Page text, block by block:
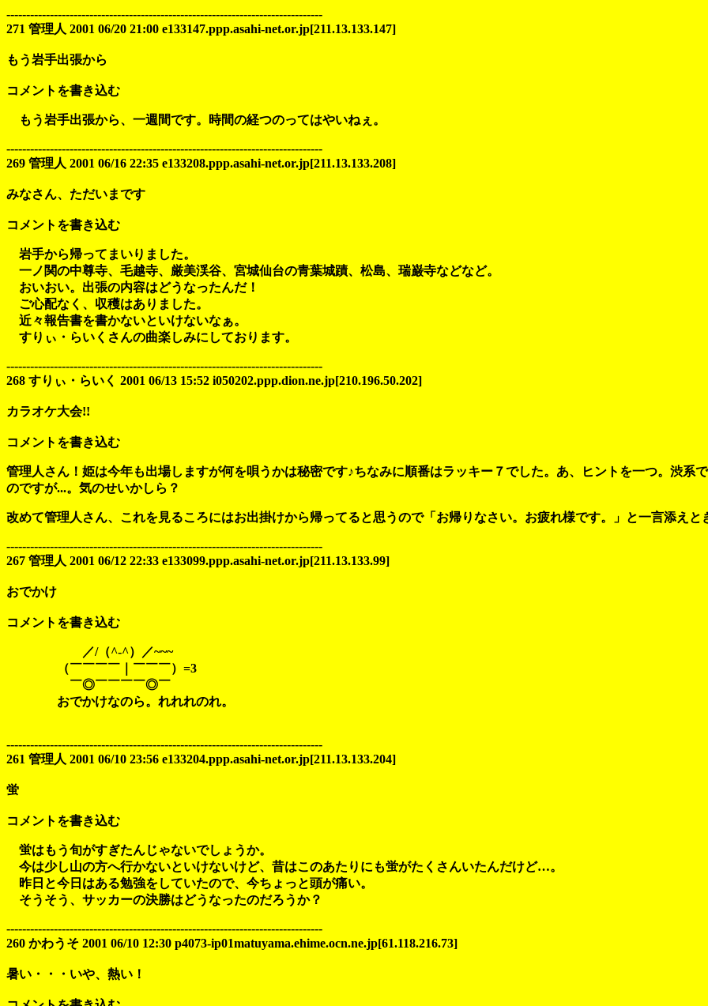
--------------------------------------------------------------------------------
271 管理人 2001 06/20 21:00 e133147.ppp.asahi-net.or.jp[211.13.133.147]
もう岩手出張から
コメントを書き込む
もう岩手出張から、一週間です。時間の経つのってはやいねぇ。
--------------------------------------------------------------------------------
269 管理人 2001 06/16 22:35 e133208.ppp.asahi-net.or.jp[211.13.133.208]
みなさん、ただいまです
コメントを書き込む
岩手から帰ってまいりました。
一ノ関の中尊寺、毛越寺、厳美渓谷、宮城仙台の青葉城蹟、松島、瑞巌寺などなど。
おいおい。出張の内容はどうなったんだ！
ご心配なく、収穫はありました。
近々報告書を書かないといけないなぁ。
すりぃ・らいくさんの曲楽しみにしております。
--------------------------------------------------------------------------------
268 すりぃ・らいく 2001 06/13 15:52 i050202.ppp.dion.ne.jp[210.196.50.202]
カラオケ大会!!
コメントを書き込む
管理人さん！姫は今年も出場しますが何を唄うかは秘密です♪ちなみに順番はラッキー７でした。あ、ヒントを一つ。渋系
のですが...。気のせいかしら？
改めて管理人さん、これを見るころにはお出掛けから帰ってると思うので「お帰りなさい。お疲れ様です。」と一言添え
--------------------------------------------------------------------------------
267 管理人 2001 06/12 22:33 e133099.ppp.asahi-net.or.jp[211.13.133.99]
おでかけ
コメントを書き込む
／/（^‐^）／~~~
（￣￣￣￣｜￣￣￣）=3
￣◎￣￣￣￣◎￣
おでかけなのら。れれれのれ。
--------------------------------------------------------------------------------
261 管理人 2001 06/10 23:56 e133204.ppp.asahi-net.or.jp[211.13.133.204]
蛍
コメントを書き込む
蛍はもう旬がすぎたんじゃないでしょうか。
今は少し山の方へ行かないといけないけど、昔はこのあたりにも蛍がたくさんいたんだけど…。
昨日と今日はある勉強をしていたので、今ちょっと頭が痛い。
そうそう、サッカーの決勝はどうなったのだろうか？
--------------------------------------------------------------------------------
260 かわうそ 2001 06/10 12:30 p4073-ip01matuyama.ehime.ocn.ne.jp[61.118.216.73]
暑い・・・いや、熱い！